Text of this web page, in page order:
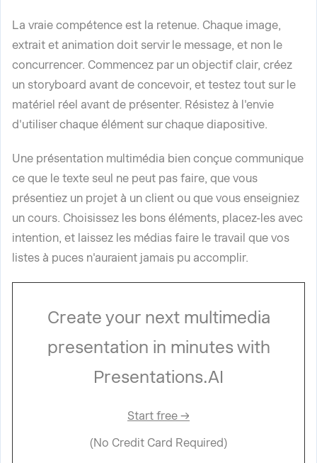
La vraie compétence est la retenue. Chaque image,
extrait et animation doit servir le message, et non le
concurrencer. Commencez par un objectif clair, créez
un storyboard avant de concevoir, et testez tout sur le
matériel réel avant de présenter. Résistez à l'envie
d'utiliser chaque élément sur chaque diapositive.
Une présentation multimédia bien conçue communique
ce que le texte seul ne peut pas faire, que vous
présentiez un projet à un client ou que vous enseigniez
un cours. Choisissez les bons éléments, placez-les avec
intention, et laissez les médias faire le travail que vos
listes à puces n'auraient jamais pu accomplir.
Create your next multimedia
presentation in minutes with
Presentations.AI
Start free →
(No Credit Card Required)